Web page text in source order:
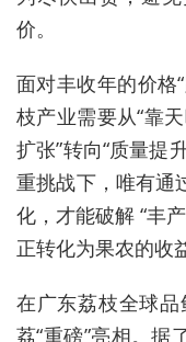
价。
面对丰收年的价格
枝产业需要从“靠
扩张”转向“质量提
重挑战下，唯有通
化，才能破解 “丰
正转化为果农的收
在广东荔枝全球
荔“重磅”亮相。据